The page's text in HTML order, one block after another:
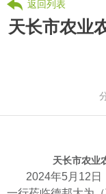
返回列表
天长市农业
天长市农业
2024年5月 12 日